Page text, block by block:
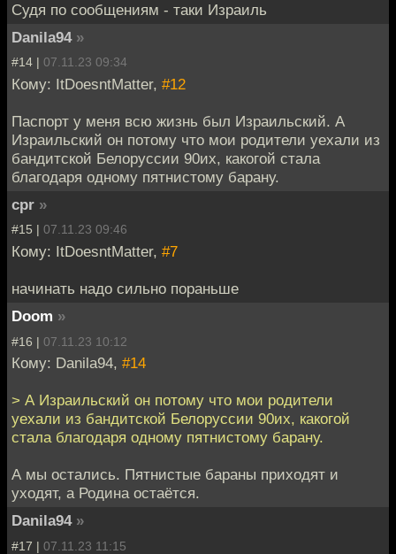
Судя по сообщениям - таки Израиль
Danila94 »
#14 | 07.11.23 09:34
Кому: ItDoesntMatter, #12
Паспорт у меня всю жизнь был Израильский. А
Израильский он потому что мои родители уехали из
бандитской Белоруссии 90их, какогой стала
благодаря одному пятнистому барану.
cpr »
#15 | 07.11.23 09:46
Кому: ItDoesntMatter, #7
начинать надо сильно пораньше
Doom »
#16 | 07.11.23 10:12
Кому: Danila94, #14
> А Израильский он потому что мои родители
уехали из бандитской Белоруссии 90их, какогой
стала благодаря одному пятнистому барану.
А мы остались. Пятнистые бараны приходят и
уходят, а Родина остаётся.
Danila94 »
#17 | 07.11.23 11:15